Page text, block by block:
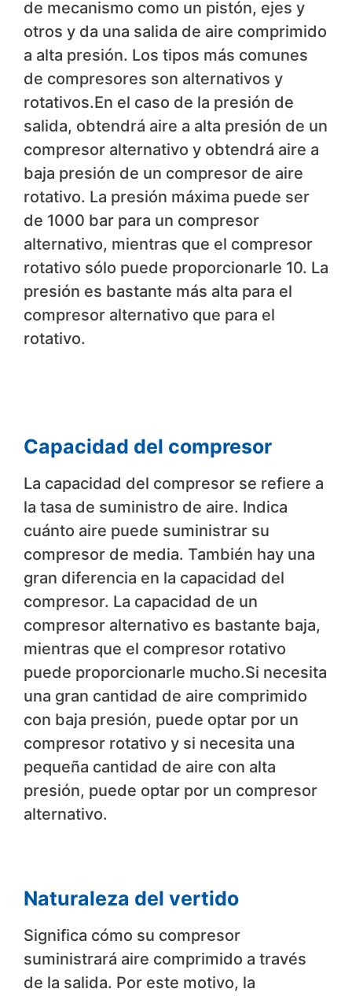
de mecanismo como un pistón, ejes y
otros y da una salida de aire comprimido
a alta presión. Los tipos más comunes
de compresores son alternativos y
rotativos.En el caso de la presión de
salida, obtendrá aire a alta presión de un
compresor alternativo y obtendrá aire a
baja presión de un compresor de aire
rotativo. La presión máxima puede ser
de 1000 bar para un compresor
alternativo, mientras que el compresor
rotativo sólo puede proporcionarle 10. La
presión es bastante más alta para el
compresor alternativo que para el
rotativo.
Capacidad del compresor
La capacidad del compresor se refiere a
la tasa de suministro de aire. Indica
cuánto aire puede suministrar su
compresor de media. También hay una
gran diferencia en la capacidad del
compresor. La capacidad de un
compresor alternativo es bastante baja,
mientras que el compresor rotativo
puede proporcionarle mucho.Si necesita
una gran cantidad de aire comprimido
con baja presión, puede optar por un
compresor rotativo y si necesita una
pequeña cantidad de aire con alta
presión, puede optar por un compresor
alternativo.
Naturaleza del vertido
Significa cómo su compresor
suministrará aire comprimido a través
de la salida. Por este motivo, la